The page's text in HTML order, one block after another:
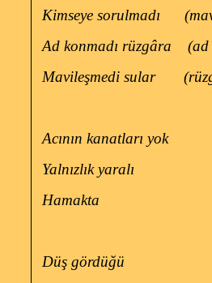
Kimseye sorulmadı
Ad konmadı rüzgâra
(ad
Mavileşmedi sular
Acının kanatları yok
Yalnızlık yaralı
Hamakta
Düş gördüğü